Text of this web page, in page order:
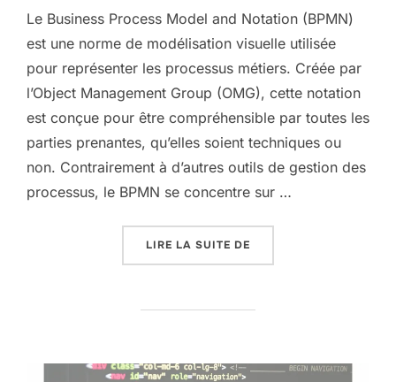
Le Business Process Model and Notation (BPMN)
est une norme de modélisation visuelle utilisée
pour représenter les processus métiers. Créée par
l’Object Management Group (OMG), cette notation
est conçue pour être compréhensible par toutes les
parties prenantes, qu’elles soient techniques ou
non. Contrairement à d’autres outils de gestion des
processus, le BPMN se concentre sur …
LIRE LA SUITE DE